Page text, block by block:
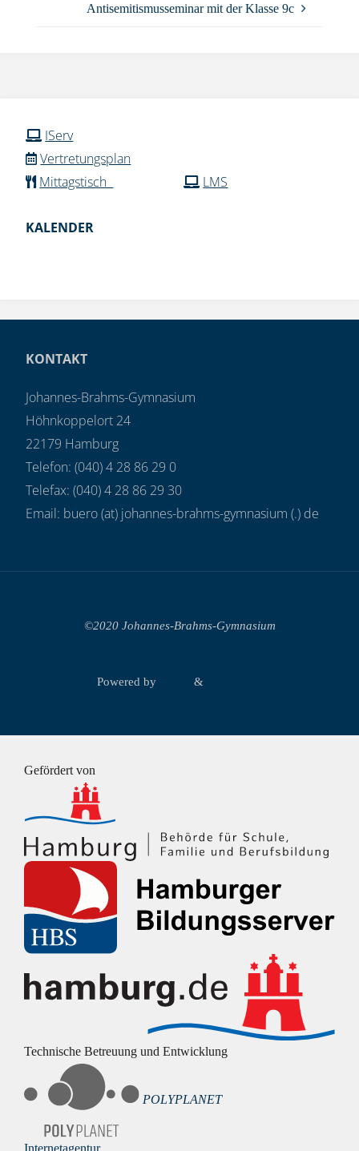
Antisemitismusseminar mit der Klasse 9c
IServ
Vertretungsplan
Mittagstisch
LMS
KALENDER
KONTAKT
Johannes-Brahms-Gymnasium
Höhnkoppelort 24
22179 Hamburg
Telefon: (040) 4 28 86 29 0
Telefax: (040) 4 28 86 29 30
Email: buero (at) johannes-brahms-gymnasium (.) de
©2020 Johannes-Brahms-Gymnasium
Powered byFluida &
Gefördert von
Technische Betreuung und Entwicklung
POLYPLANET